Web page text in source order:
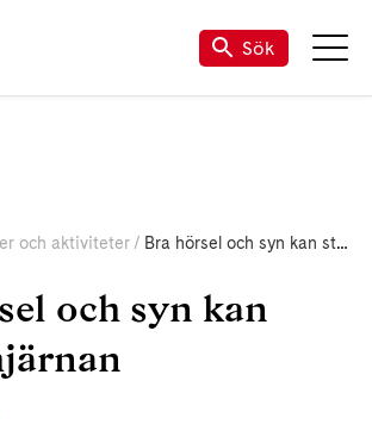
Sök
och aktiviteter Bra hörsel och syn kan stärka hjärnan
och syn kan